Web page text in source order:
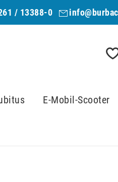
/ 13388-0
E-Mobil-Scooter